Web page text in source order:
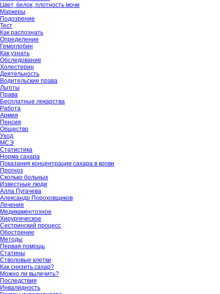
Цвет, белок, плотность мочи
Маркеры
Подозрение
Тест
Как распознать
Определение
Гемоглобин
Как узнать
Обследование
Холестерин
Деятельность
Водительские права
Льготы
Права
Бесплатные лекарства
Работа
Армия
Пенсия
Общество
Уход
МСЭ
Статистика
Норма сахара
Показания концентрации сахара в крови
Прогноз
Сколько больных
Известные люди
Алла Пугачева
Александр Пороховщиков
Лечение
Медикаментозное
Хирургическое
Сестринский процесс
Обострение
Методы
Первая помощь
Статины
Стволовые клетки
Как снизить сахар?
Можно ли вылечить?
Последствия
Инвалидность